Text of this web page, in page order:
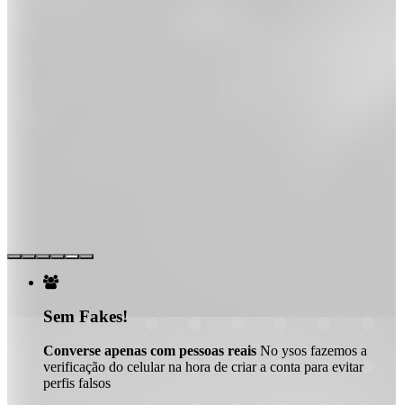

Sem Fakes!
Converse apenas com pessoas reais No ysos fazemos a
verificação do celular na hora de criar a conta para evitar
perfis falsos